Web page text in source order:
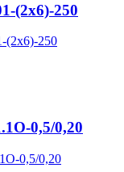
(2х6)-250
0,5/0,20